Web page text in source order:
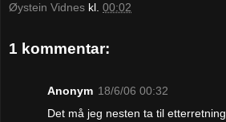
Øystein Vidnes kl. 00:02
1 kommentar:
Anonym 18/6/06 00:32
Det må jeg nesten ta til etterretning.